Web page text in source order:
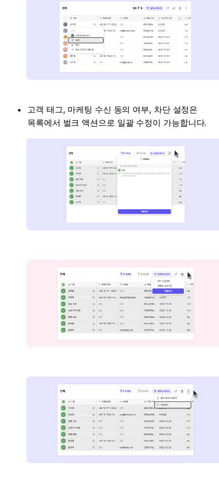
고객 태그, 마케팅 수신 동의 여부, 차단 설정은
목록에서 벌크 액션으로 일괄 수정이 가능합니다.